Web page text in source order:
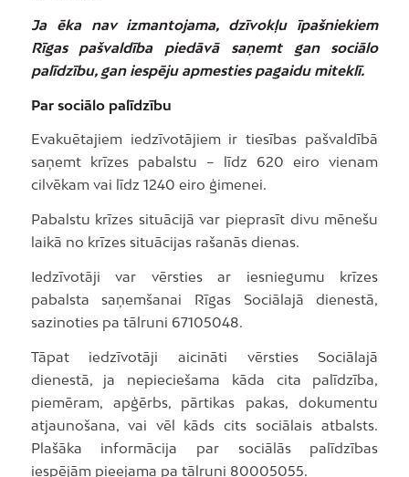
Ja ēka nav izmantojama, dzīvokļu īpašniekiem
Rīgas pašvaldība piedāvā saņemt gan sociālo
palīdzību, gan iespēju apmesties pagaidu miteklī.
Par sociālo palīdzību
Evakuētajiem iedzīvotājiem ir tiesības pašvaldībā
saņemt krīzes pabalstu – līdz 620 eiro vienam
cilvēkam vai līdz 1240 eiro ģimenei.
Pabalstu krīzes situācijā var pieprasīt divu mēnešu
laikā no krīzes situācijas rašanās dienas.
Iedzīvotāji var vērsties ar iesniegumu krīzes
pabalsta saņemšanai Rīgas Sociālajā dienestā,
sazinoties pa tālruni 67105048.
Tāpat iedzīvotāji aicināti vērsties Sociālajā
dienestā, ja nepieciešama kāda cita palīdzība,
piemēram, apģērbs, pārtikas pakas, dokumentu
atjaunošana, vai vēl kāds cits sociālais atbalsts.
Plašāka informācija par sociālās palīdzības
iespējām pieejama pa tālruni 80005055.